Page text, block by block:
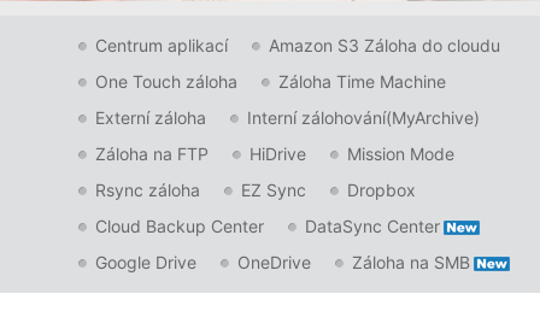
Centrum aplikací
Amazon S3 Záloha do cloudu
One Touch záloha
Záloha Time Machine
Externí záloha
Interní zálohování(MyArchive)
Záloha na FTP
HiDrive
Mission Mode
Rsync záloha
EZ Sync
Dropbox
Cloud Backup Center
DataSync Center
Google Drive
OneDrive Záloha na SMB